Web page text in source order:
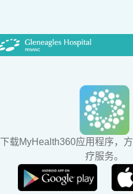
下载MyHealth360应用程序，
疗服务。